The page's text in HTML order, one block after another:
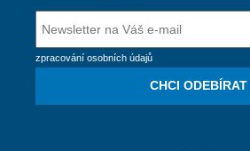
zpracování osobních údajů
CHCI ODEBÍRAT